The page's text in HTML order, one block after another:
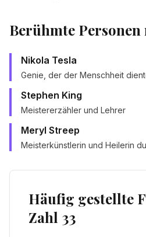
Berühmte
Nikola Tesla
Genie, der der Menschheit
Stephen King
Meistererzähler und Lehrer
Meryl Streep
Meisterkünstlerin und Heilerin
Häufig gestellte
Zahl 33